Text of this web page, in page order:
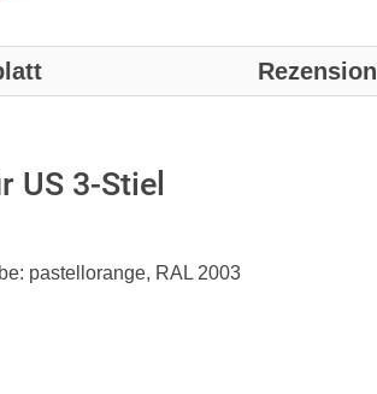
US 3-Stiel
pastellorange, RAL 2003